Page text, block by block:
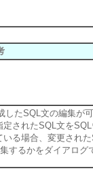
たSQL文の編集が可
されたSQL文を
いる場合、変更され
るかをダイアログ